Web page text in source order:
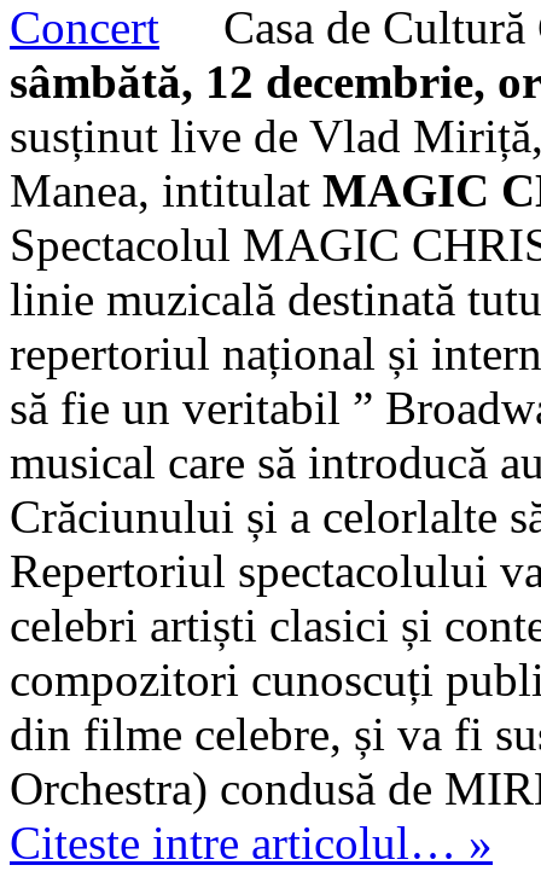
Casa de
sâmbătă, 12 decembrie,
susținut live de Vlad
Manea, intitulat MAGIC
Spectacolul MAGIC
linie muzicală destinată
repertoriul național și
să fie un veritabil ”
musical care să introducă
Crăciunului și a celorlalte
Repertoriul spectacolului
celebri artiști clasici și
compozitori cunoscuți
din filme celebre, și va fi
Orchestra) condusă de
Citeste intre articolul… »